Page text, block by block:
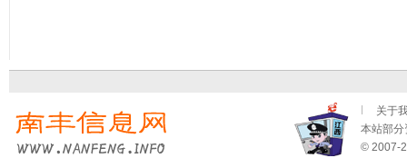
关于
本站部分
© 2007-